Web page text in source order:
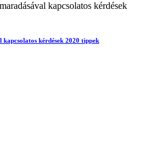
kérdések 2020 tippek